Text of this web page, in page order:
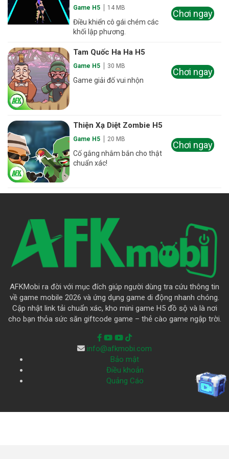
Game H5 14 MB
Điều khiển cô gái chém các
khối lập phương.
Chơi ngay
Tam Quốc Ha Ha H5
Game H5 30 MB
Game giải đố vui nhộn
Chơi ngay
Thiện Xạ Diệt Zombie H5
Game H5 20 MB
Cố gắng nhắm bắn cho thật
chuẩn xác!
Chơi ngay
AFKMobi ra đời với mục đích giúp người dùng tra cứu thông tin
về game mobile 2026 và ứng dụng game di động nhanh chóng.
Cập nhật link tải chuẩn xác, kho mini game H5 đồ sộ và là nơi
cho bạn thỏa sức săn giftcode game – thẻ cào game ngập trời.
info@afkmobi.com
Bảo mật
Điều khoản
Quảng Cáo